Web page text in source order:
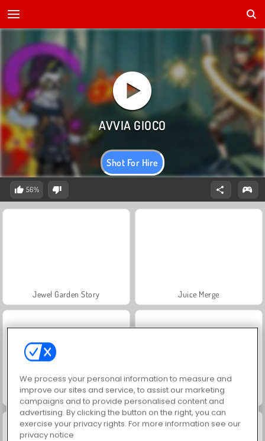
Shot For Hire
56%
Jewel Garden Story Juice Merge
Grand Mahjong Connect Masha and the Bear: Meadows
We process your personal information to measure and
improve our sites and service, to assist our marketing
campaigns and to provide personalised content and
advertising. By clicking the button on the right, you can
exercise your privacy rights. For more information see our
privacy notice